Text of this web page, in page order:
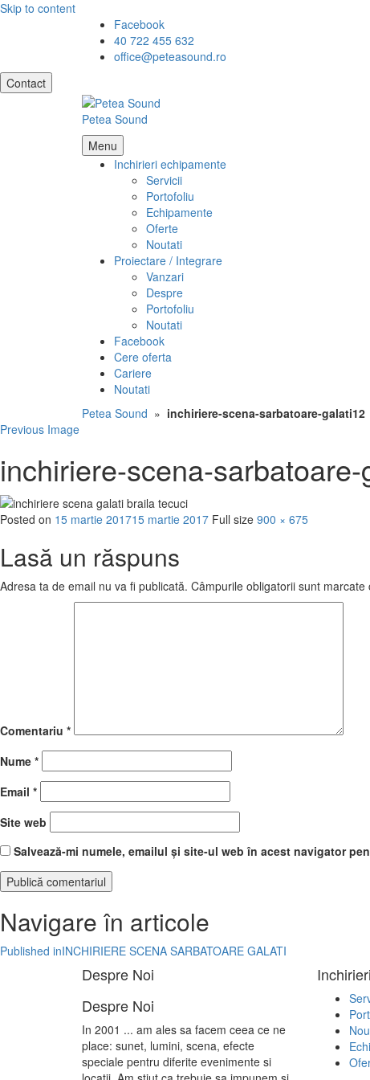
Skip to content
Facebook
40 722 455 632
office@peteasound.ro
Contact
Petea Sound
Menu
Inchirieri echipamente
Servicii
Portofoliu
Echipamente
Oferte
Noutati
Proiectare / Integrare
Vanzari
Despre
Portofoliu
Noutati
Facebook
Cere oferta
Cariere
Noutati
Petea Sound » inchiriere-scena-sarbatoare-galati12
Previous Image
inchiriere-scena-
Posted on 15 martie 201715 martie 2017 Full size 900 × 675
Lasă un răspuns
Adresa ta de email nu va fi publicată. Câmpurile obligatorii sunt marcate
Comentariu *
Nume *
Email *
Site web
Salvează-mi numele, emailul și site-ul web în acest navigator
Navigare în articole
Published inINCHIRIERE SCENA SARBATOARE GALATI
Despre Noi
Despre Noi
In 2001 ... am ales sa facem ceea ce ne
place: sunet, lumini, scena, efecte
speciale pentru diferite evenimente si